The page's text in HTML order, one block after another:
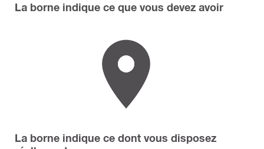
La borne indique ce que vous devez avoir
La borne indique ce dont vous disposez